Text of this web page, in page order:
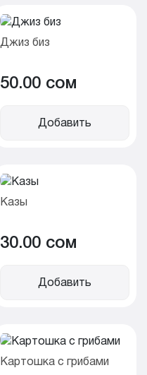
Джиз биз
50.00 cом
Добавить
Казы
30.00 cом
Добавить
Картошка с грибами